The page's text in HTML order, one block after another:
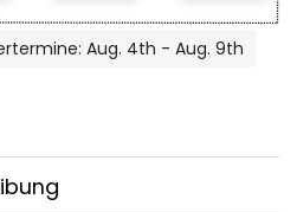
Aug. 4th - Aug. 9th